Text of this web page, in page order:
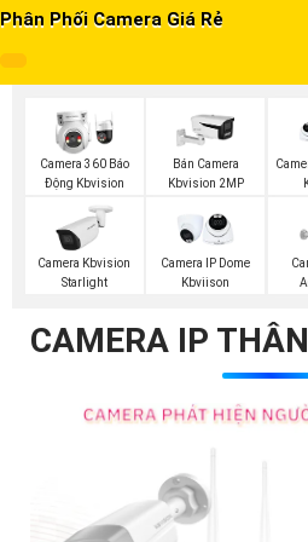
Phân Phối Camera Giá Rẻ
Camera 360 Báo
Động Kbvision
Bán Camera
Kbvision 2MP
Camera Kbvision
Starlight
Camera IP Dome
Kbviison
CAMERA IP